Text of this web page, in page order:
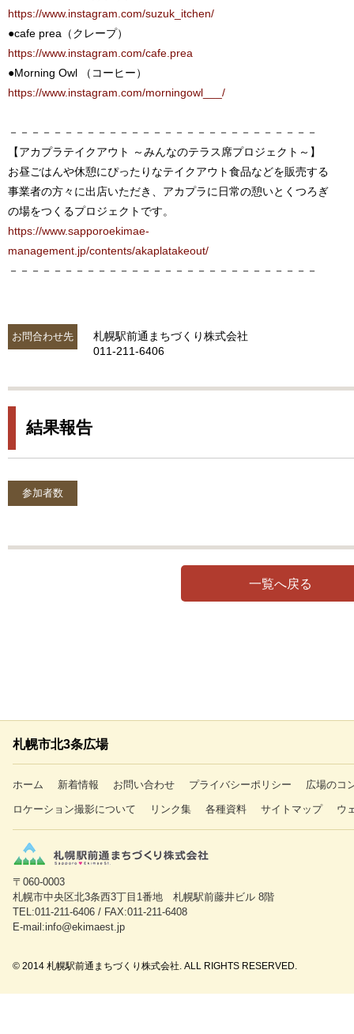
https://www.instagram.com/suzuk_itchen/
●cafe prea（クレープ）
https://www.instagram.com/cafe.prea
●Morning Owl （コーヒー）
https://www.instagram.com/morningowl___/
－－－－－－－－－－－－－－－－－－－－－－－－－－－－
【アカプラテイクアウト ～みんなのテラス席プロジェクト～】
お昼ごはんや休憩にぴったりなテイクアウト食品などを販売する
事業者の方々に出店いただき、アカプラに日常の憩いとくつろぎ
の場をつくるプロジェクトです。
https://www.sapporoekimae-
management.jp/contents/akaplatakeout/
－－－－－－－－－－－－－－－－－－－－－－－－－－－－
お問合わせ先
札幌駅前通まちづくり株式会社
011-211-6406
結果報告
参加者数
一覧へ戻る
札幌市北3条広場
ホーム 新着情報 お問い合わせ プライバシーポリシー 広場のコ
ロケーション撮影について リンク集 各種資料 サイトマップ ウ
〒060-0003
札幌市中央区北3条西3丁目1番地 札幌駅前藤井ビル 8階
TEL:011-211-6406 / FAX:011-211-6408
E-mail:info@ekimaest.jp
© 2014 札幌駅前通まちづくり株式会社. ALL RIGHTS RESERVED.